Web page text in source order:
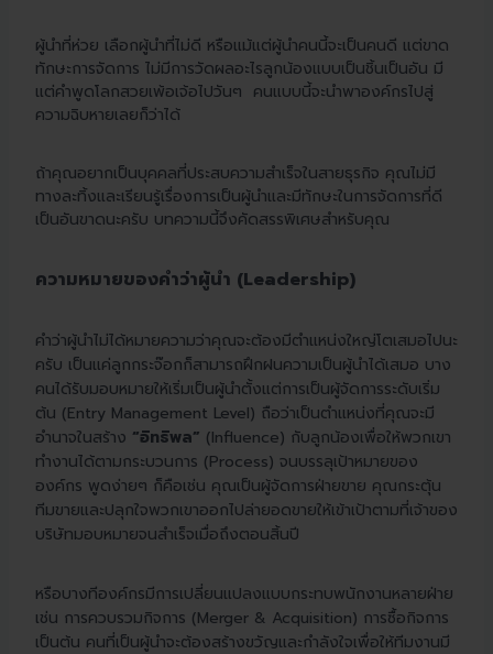
ผู้นำที่ห่วย เลือกผู้นำที่ไม่ดี หรือแม้แต่ผู้นำคนนี้จะเป็นคนดี แต่ขาด
ทักษะการจัดการ ไม่มีการวัดผลอะไรลูกน้องแบบเป็นชิ้นเป็นอัน มี
แต่คำพูดโลกสวยเพ้อเจ้อไปวันๆ คนแบบนี้จะนำพาองค์กรไปสู่
ความฉิบหายเลยก็ว่าได้
ถ้าคุณอยากเป็นบุคคลที่ประสบความสำเร็จในสายธุรกิจ คุณไม่มี
ทางละทิ้งและเรียนรู้เรื่องการเป็นผู้นำและมีทักษะในการจัดการที่ดี
เป็นอันขาดนะครับ บทความนี้จึงคัดสรรพิเศษสำหรับคุณ
ความหมายของคำว่าผู้นำ (Leadership)
คำว่าผู้นำไม่ได้หมายความว่าคุณจะต้องมีตำแหน่งใหญ่โตเสมอไปนะ
ครับ เป็นแค่ลูกกระจ๊อกก็สามารถฝึกฝนความเป็นผู้นำได้เสมอ บาง
คนได้รับมอบหมายให้เริ่มเป็นผู้นำตั้งแต่การเป็นผู้จัดการระดับเริ่ม
ต้น (Entry Management Level) ถือว่าเป็นตำแหน่งที่คุณจะมี
อำนาจในสร้าง “อิทธิพล” (Influence) กับลูกน้องเพื่อให้พวกเขา
ทำงานได้ตามกระบวนการ (Process) จนบรรลุเป้าหมายของ
องค์กร พูดง่ายๆ ก็คือเช่น คุณเป็นผู้จัดการฝ่ายขาย คุณกระตุ้น
ทีมขายและปลุกใจพวกเขาออกไปล่ายอดขายให้เข้าเป้าตามที่เจ้าของ
บริษัทมอบหมายจนสำเร็จเมื่อถึงตอนสิ้นปี
หรือบางทีองค์กรมีการเปลี่ยนแปลงแบบกระทบพนักงานหลายฝ่าย
เช่น การควบรวมกิจการ (Merger & Acquisition) การซื้อกิจการ
เป็นต้น คนที่เป็นผู้นำจะต้องสร้างขวัญและกำลังใจเพื่อให้ทีมงานมี